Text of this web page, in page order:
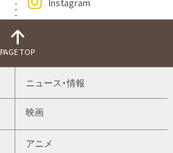
PAGE TOP
ニュース・情報
映画
アニメ